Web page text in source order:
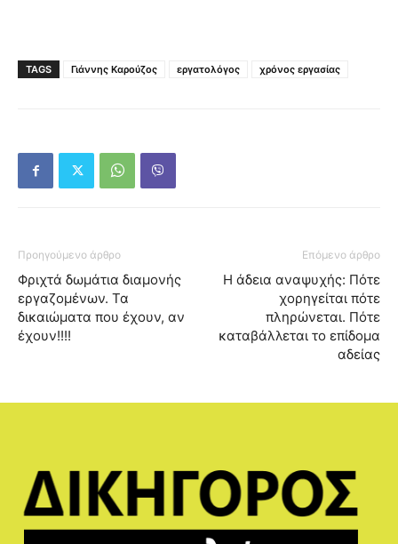
TAGS Γιάννης Καρούζος εργατολόγος χρόνος εργασίας
Προηγούμενο άρθρο
Φριχτά δωμάτια διαμονής
εργαζομένων. Τα
δικαιώματα που έχουν, αν
έχουν!!!!
Επόμενο άρθρο
Η άδεια αναψυχής: Πότε
χορηγείται πότε
πληρώνεται. Πότε
καταβάλλεται το επίδομα
αδείας